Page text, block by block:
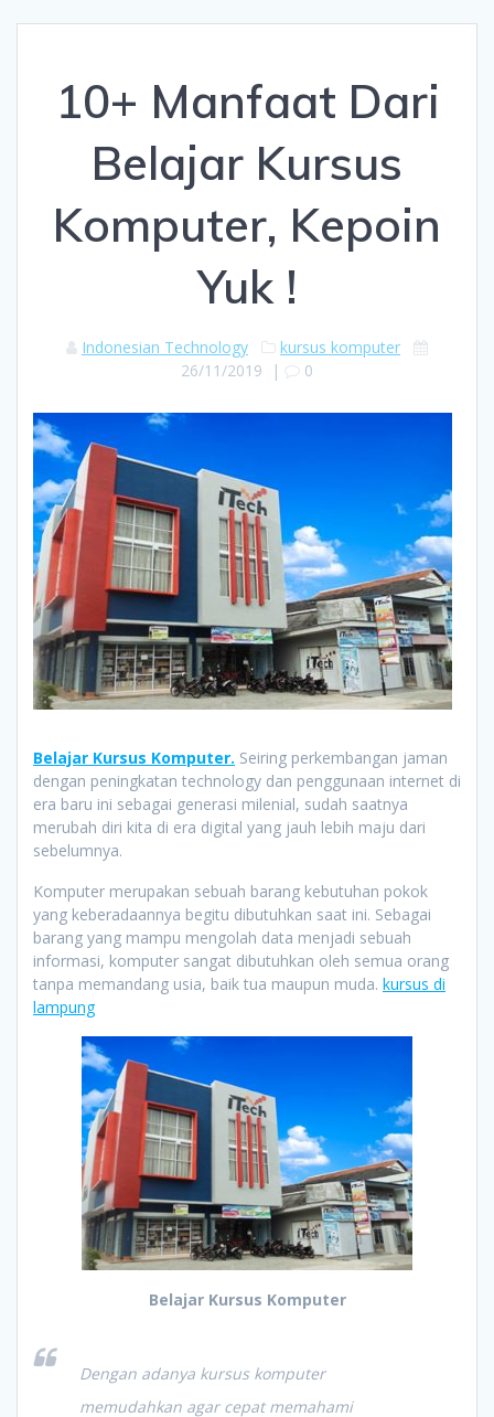
10+ Manfaat Dari
Belajar Kursus
Komputer, Kepoin
Yuk !
Indonesian Technology
kursus komputer
26/11/2019 | 0
Belajar Kursus Komputer. Seiring perkembangan jaman
dengan peningkatan technology dan penggunaan internet di
era baru ini sebagai generasi milenial, sudah saatnya
merubah diri kita di era digital yang jauh lebih maju dari
sebelumnya.
Komputer merupakan sebuah barang kebutuhan pokok
yang keberadaannya begitu dibutuhkan saat ini. Sebagai
barang yang mampu mengolah data menjadi sebuah
informasi, komputer sangat dibutuhkan oleh semua orang
tanpa memandang usia, baik tua maupun muda. kursus di
lampung
Belajar Kursus Komputer
Dengan adanya kursus komputer
memudahkan agar cepat memahami